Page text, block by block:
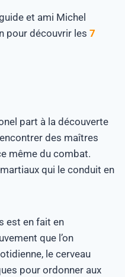
et ami Michel
pour découvrir les 7
part à la découverte
des maîtres
même du combat.
qui le conduit en
est en fait en
que l’on
le cerveau
pour ordonner aux